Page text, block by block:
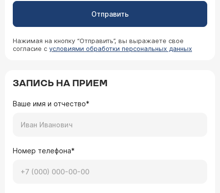
Отправить
Нажимая на кнопку “Отправить”, вы выражаете свое
согласие с условиями обработки персональных данных
ЗАПИСЬ НА ПРИЕМ
Ваше имя и отчество*
Номер телефона*